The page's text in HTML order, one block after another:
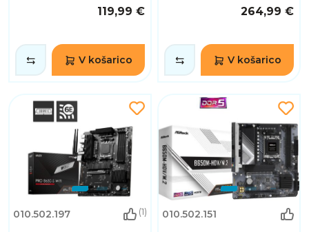
119,99 €
V košarico
264,99 €
V košarico
010.502.197 (1) 010.502.151